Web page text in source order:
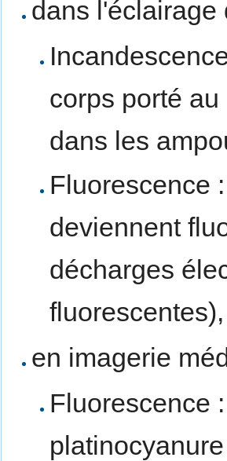
dans l'éclairage
corps porté
dans les
Fluorescence
deviennent
décharges
en imagerie
Fluorescence